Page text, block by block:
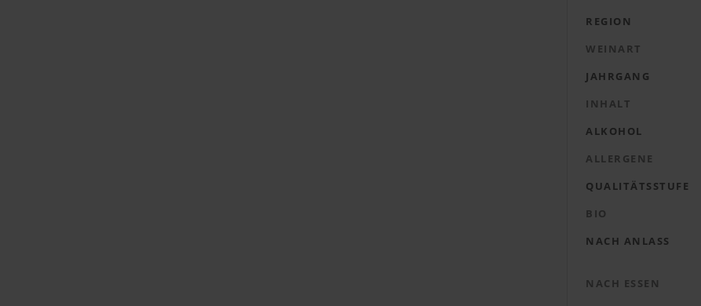
REGION
WEINART
JAHRGANG
INHALT
ALKOHOL
ALLERGENE
QUALITÄTSSTUFE
BIO
NACH ANLASS
NACH ESSEN